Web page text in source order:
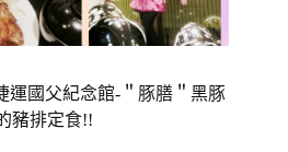
運國父紀念館-＂豚膳＂黑豚
豬排定食!!